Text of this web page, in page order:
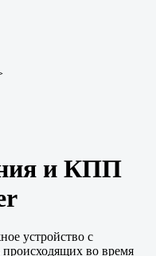
и КПП
устройство с
во время